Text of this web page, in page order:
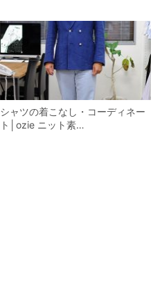
シャツの着こなし・コーディネー
ト│ozie ニット素…